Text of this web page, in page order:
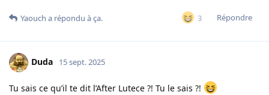
3 Répondre
Yaouch a répondu à ça.
Duda 15 sept. 2025
Tu sais ce qu’il te dit l’After Lutece ?! Tu le sais ?!